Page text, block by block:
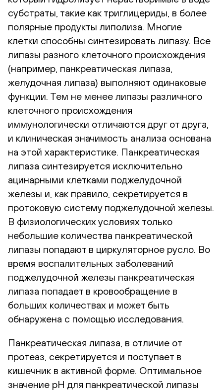
субстраты, такие как триглицериды, в более
полярные продукты липолиза. Многие
клетки способны синтезировать липазу. Все
липазы разного клеточного происхождения
(например, панкреатическая липаза,
желудочная липаза) выполняют одинаковые
функции. Тем не менее липазы различного
клеточного происхождения
иммунологически отличаются друг от друга,
и клиническая значимость анализа основана
на этой характеристике. Панкреатическая
липаза синтезируется исключительно
ацинарными клетками поджелудочной
железы и, как правило, секретируется в
протоковую систему поджелудочной железы.
В физиологических условиях только
небольшие количества панкреатической
липазы попадают в циркуляторное русло. Во
время воспалительных заболеваний
поджелудочной железы панкреатическая
липаза попадает в кровообращение в
больших количествах и может быть
обнаружена с помощью исследования.
Панкреатическая липаза, в отличие от
протеаз, секретируется и поступает в
кишечник в активной форме. Оптимальное
значение рН для панкреатической липазы